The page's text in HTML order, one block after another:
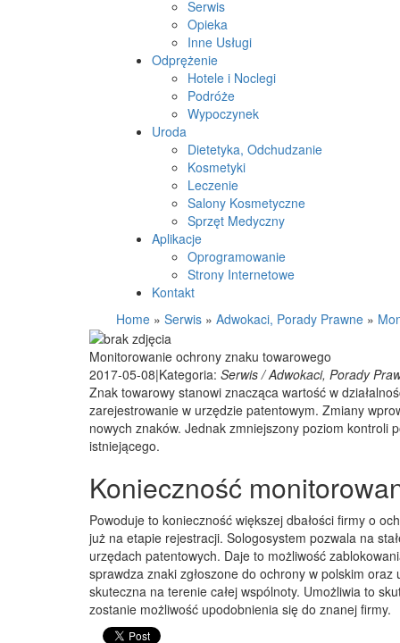
Serwis
Opieka
Inne Usługi
Odprężenie
Hotele i Noclegi
Podróże
Wypoczynek
Uroda
Dietetyka, Odchudzanie
Kosmetyki
Leczenie
Salony Kosmetyczne
Sprzęt Medyczny
Aplikacje
Oprogramowanie
Strony Internetowe
Kontakt
Home » Serwis » Adwokaci, Porady Prawne »
Monitorowanie ochrony znaku towarowego
2017-05-08|Kategoria: Serwis / Adwokaci, Porady
Znak towarowy stanowi znacząca wartość w
zarejestrowanie w urzędzie patentowym. Zmiany
nowych znaków. Jednak zmniejszony poziom kontroli
istniejącego.
Konieczność
Powoduje to konieczność większej dbałości firmy o
już na etapie rejestracji. Sologosystem pozwala na
urzędach patentowych. Daje to możliwość
sprawdza znaki zgłoszone do ochrony w polskim
skuteczna na terenie całej wspólnoty. Umożliwia to
zostanie możliwość upodobnienia się do znanej firmy.